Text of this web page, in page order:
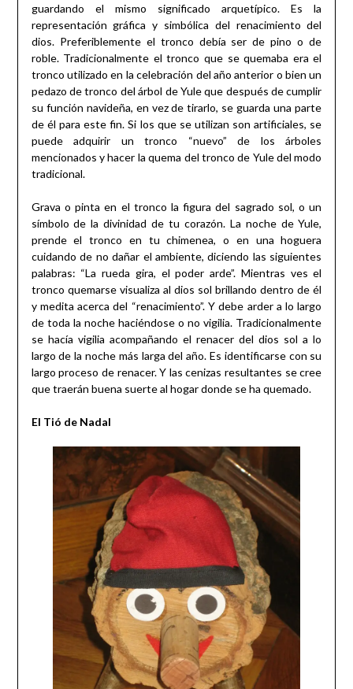
guardando el mismo significado arquetípico. Es la
representación gráfica y simbólica del renacimiento del
dios. Preferiblemente el tronco debía ser de pino o de
roble. Tradicionalmente el tronco que se quemaba era el
tronco utilizado en la celebración del año anterior o bien un
pedazo de tronco del árbol de Yule que después de cumplir
su función navideña, en vez de tirarlo, se guarda una parte
de él para este fin. Si los que se utilizan son artificiales, se
puede adquirir un tronco “nuevo” de los árboles
mencionados y hacer la quema del tronco de Yule del modo
tradicional.
Grava o pinta en el tronco la figura del sagrado sol, o un
símbolo de la divinidad de tu corazón. La noche de Yule,
prende el tronco en tu chimenea, o en una hoguera
cuidando de no dañar el ambiente, diciendo las siguientes
palabras: “La rueda gira, el poder arde”. Mientras ves el
tronco quemarse visualiza al dios sol brillando dentro de él
y medita acerca del “renacimiento”. Y debe arder a lo largo
de toda la noche haciéndose o no vigilia. Tradicionalmente
se hacía vigilia acompañando el renacer del dios sol a lo
largo de la noche más larga del año. Es identificarse con su
largo proceso de renacer. Y las cenizas resultantes se cree
que traerán buena suerte al hogar donde se ha quemado.
El Tió de Nadal